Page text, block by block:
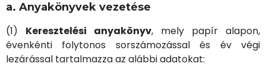
a. Anyakönyvek vezetése
(1) Keresztelési anyakönyv, mely papír alapon,
évenkénti folytonos sorszámozással és év végi
lezárással tartalmazza az alábbi adatokat: